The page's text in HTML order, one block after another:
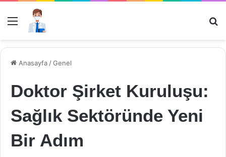
Menü
Anasayfa /Genel
Doktor Şirket Kuruluşu:
Sağlık Sektöründe Yeni
Bir Adım